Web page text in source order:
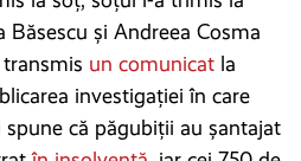
Băsescu și Andreea Cosma
un comunicat la
investigației în care
spune că păgubiții au șantajat